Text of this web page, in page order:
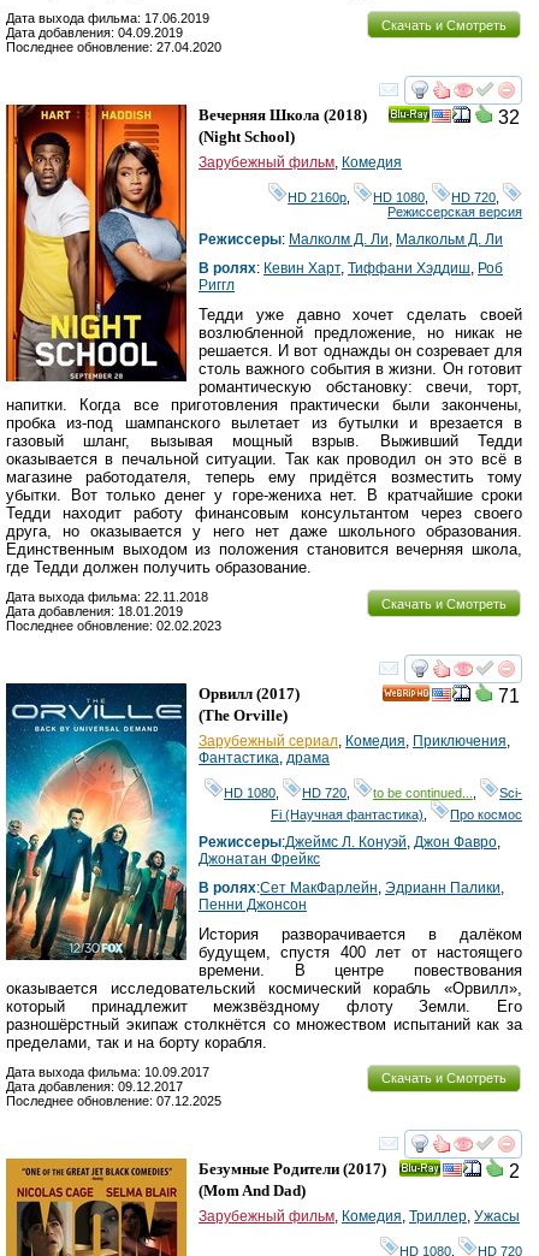
Скачать и Смотреть
Дата выхода фильма: 17.06.2019
Дата добавления: 04.09.2019
Последнее обновление: 27.04.2020
смотреть
32
Вечерняя Школа (2018)
(Night School)
Зарубежный фильм, Комедия
HD 2160р HD 1080 HD 720
Режиссерская версия
Режиссеры: Малколм Д. Ли, Малкольм Д. Ли
В ролях: Кевин Харт, Тиффани Хэддиш, Роб
Риггл
Тедди уже давно хочет сделать своей
возлюбленной предложение, но никак не
решается. И вот однажды он созревает для
столь важного события в жизни. Он готовит
романтическую обстановку: свечи, торт,
напитки. Когда все приготовления практически были закончены,
пробка из-под шампанского вылетает из бутылки и врезается в
газовый шланг, вызывая мощный взрыв. Выживший Тедди
оказывается в печальной ситуации. Так как проводил он это всё в
магазине работодателя, теперь ему придётся возместить тому
убытки. Вот только денег у горе-жениха нет. В кратчайшие сроки
Тедди находит работу финансовым консультантом через своего
друга, но оказывается у него нет даже школьного образования.
Единственным выходом из положения становится вечерняя школа,
где Тедди должен получить образование.
Скачать и Смотреть
Дата выхода фильма: 22.11.2018
Дата добавления: 18.01.2019
Последнее обновление: 02.02.2023
смотреть
71
Орвилл (2017)
(The Orville)
Зарубежный сериал, Комедия, Приключения,
Фантастика, драма
HD 1080 HD 720 to be continued...
Sci-
Fi (Научная фантастика)
Про космос
Режиссеры:Джеймс Л. Конуэй, Джон Фавро,
Джонатан Фрейкс
В ролях:Сет МакФарлейн, Эдрианн Палики,
Пенни Джонсон
История разворачивается в далёком
будущем, спустя 400 лет от настоящего
времени. В центре повествования
оказывается исследовательский космический корабль «Орвилл»,
который принадлежит межзвёздному флоту Земли. Его
разношёрстный экипаж столкнётся со множеством испытаний как за
пределами, так и на борту корабля.
Скачать и Смотреть
Дата выхода фильма: 10.09.2017
Дата добавления: 09.12.2017
Последнее обновление: 07.12.2025
смотреть
2
Безумные Родители (2017)
(Mom And Dad)
Зарубежный фильм, Комедия, Триллер, Ужасы
HD 1080 HD 720